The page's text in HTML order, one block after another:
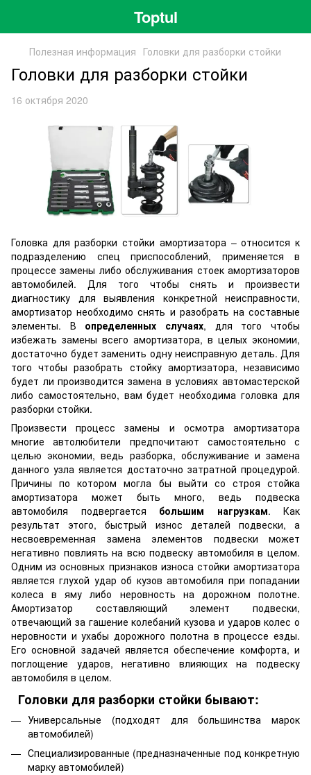
Toptul
Полезная информация Головки для разборки стойки
Головки для разборки стойки
16 октября 2020
Головка для разборки стойки амортизатора – относится к
подразделению спец приспособлений, применяется в
процессе замены либо обслуживания стоек амортизаторов
автомобилей. Для того чтобы снять и произвести
диагностику для выявления конкретной неисправности,
амортизатор необходимо снять и разобрать на составные
элементы. В определенных случаях, для того чтобы
избежать замены всего амортизатора, в целых экономии,
достаточно будет заменить одну неисправную деталь. Для
того чтобы разобрать стойку амортизатора, независимо
будет ли производится замена в условиях автомастерской
либо самостоятельно, вам будет необходима головка для
разборки стойки.
Произвести процесс замены и осмотра амортизатора
многие автолюбители предпочитают самостоятельно с
целью экономии, ведь разборка, обслуживание и замена
данного узла является достаточно затратной процедурой.
Причины по котором могла бы выйти со строя стойка
амортизатора может быть много, ведь подвеска
автомобиля подвергается большим нагрузкам. Как
результат этого, быстрый износ деталей подвески, а
несвоевременная замена элементов подвески может
негативно повлиять на всю подвеску автомобиля в целом.
Одним из основных признаков износа стойки амортизатора
является глухой удар об кузов автомобиля при попадании
колеса в яму либо неровность на дорожном полотне.
Амортизатор составляющий элемент подвески,
отвечающий за гашение колебаний кузова и ударов колес о
неровности и ухабы дорожного полотна в процессе езды.
Его основной задачей является обеспечение комфорта, и
поглощение ударов, негативно влияющих на подвеску
автомобиля в целом.
Головки для разборки стойки бывают:
Универсальные (подходят для большинства марок
автомобилей)
Специализированные (предназначенные под конкретную
марку автомобилей)